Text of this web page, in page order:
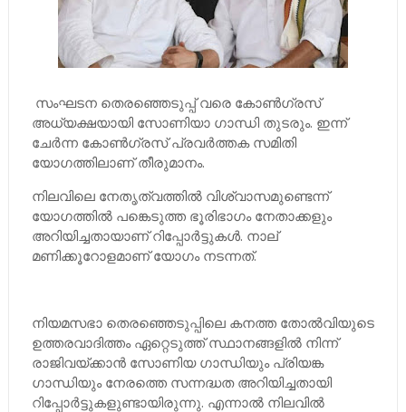
സംഘടന തെരഞ്ഞെടുപ്പ് വരെ കോണ്‍ഗ്രസ്
അധ്യക്ഷയായി സോണിയാ ഗാന്ധി തുടരും. ഇന്ന്
ചേര്‍ന്ന കോണ്‍ഗ്രസ് പ്രവര്‍ത്തക സമിതി
യോഗത്തിലാണ് തീരുമാനം.
നിലവിലെ നേതൃത്വത്തില്‍ വിശ്വാസമുണ്ടെന്ന്
യോഗത്തില്‍ പങ്കെടുത്ത ഭൂരിഭാഗം നേതാക്കളും
അറിയിച്ചതായാണ് റിപ്പോര്‍ട്ടുകള്‍. നാല്
മണിക്കൂറോളമാണ് യോഗം നടന്നത്.
നിയമസഭാ തെരഞ്ഞെടുപ്പിലെ കനത്ത തോല്‍വിയുടെ
ഉത്തരവാദിത്തം ഏറ്റെടുത്ത് സ്ഥാനങ്ങളില്‍ നിന്ന്
രാജിവയ്ക്കാന്‍ സോണിയ ഗാന്ധിയും പ്രിയങ്ക
ഗാന്ധിയും നേരത്തെ സന്നദ്ധത അറിയിച്ചതായി
റിപ്പോര്‍ട്ടുകളുണ്ടായിരുന്നു. എന്നാല്‍ നിലവില്‍